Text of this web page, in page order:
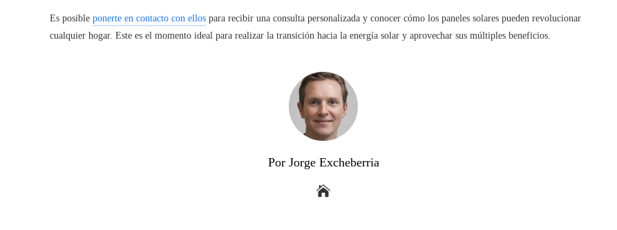
Es posible ponerte en contacto con ellos para recibir una consulta personalizada y conocer cómo los paneles solares pueden revolucionar
cualquier hogar. Este es el momento ideal para realizar la transición hacia la energía solar y aprovechar sus múltiples beneficios.
Por Jorge Excheberria